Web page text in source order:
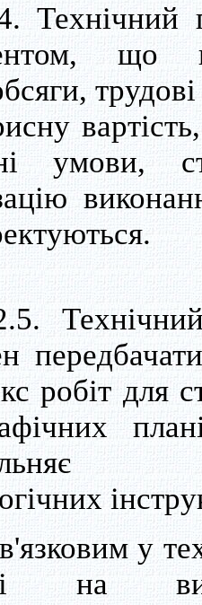
що
умови,
робіт для
у
на